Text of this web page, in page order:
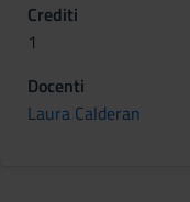
Crediti
1
Docenti
Laura Calderan